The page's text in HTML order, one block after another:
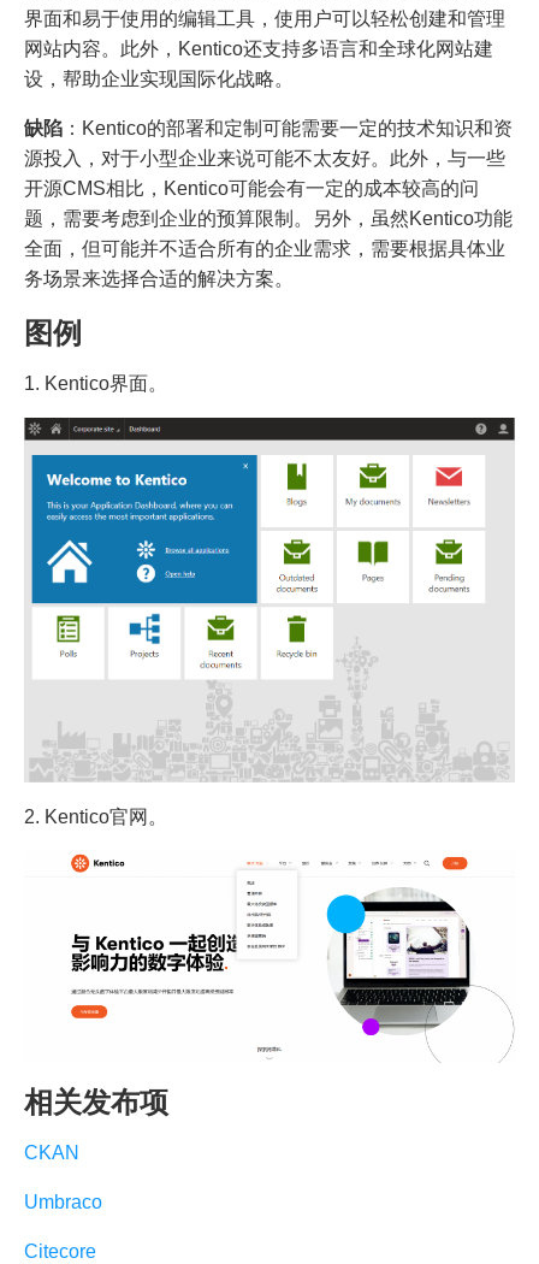
界面和易于使用的编辑工具，使用户可以轻松创建和管理
网站内容。此外，Kentico还支持多语言和全球化网站建
设，帮助企业实现国际化战略。
缺陷 ：Kentico的部署和定制可能需要一定的技术知识和资
源投入，对于小型企业来说可能不太友好。此外，与一些
开源CMS相比，Kentico可能会有一定的成本较高的问
题，需要考虑到企业的预算限制。另外，虽然Kentico功能
全面，但可能并不适合所有的企业需求，需要根据具体业
务场景来选择合适的解决方案。
图例
1. Kentico界面。
2. Kentico官网。
相关发布项
CKAN
Umbraco
Citecore